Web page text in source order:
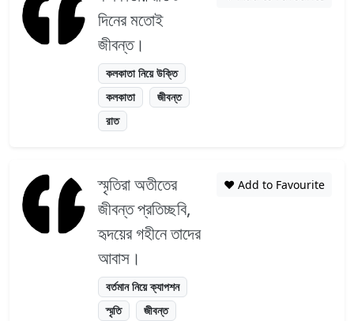
দিনের মতোই
জীবন্ত।
কলকাতা নিয়ে উক্তি
কলকাতা
জীবন্ত
রাত
স্মৃতিরা অতীতের
জীবন্ত প্রতিচ্ছবি,
হৃদয়ের গহীনে তাদের
আবাস।
বর্তমান নিয়ে ক্যাপশন
স্মৃতি
জীবন্ত
❤️ Add to Favourite